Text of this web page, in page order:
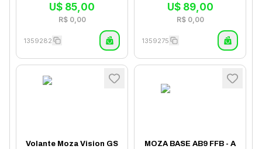
U$ 85,00
R$ 0,00
1359282
U$ 89,00
R$ 0,00
1359275
Volante Moza Vision GS
MOZA BASE AB9 FFB - A